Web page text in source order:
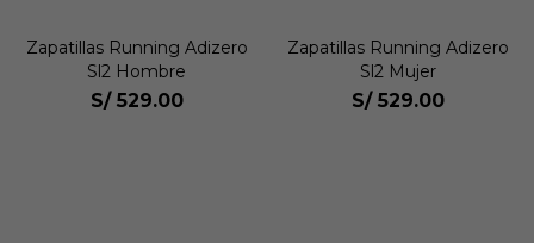
Zapatillas Running Adizero
Sl2 Hombre
S/ 529.00
Zapatillas Running Adizero
Sl2 Mujer
S/ 529.00